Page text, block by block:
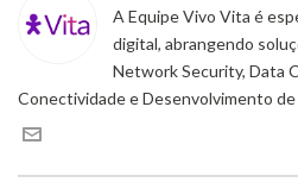
A Equipe Vivo Vita é
digital, abrangendo
Network Security, Data
Conectividade e Desenvolvimento